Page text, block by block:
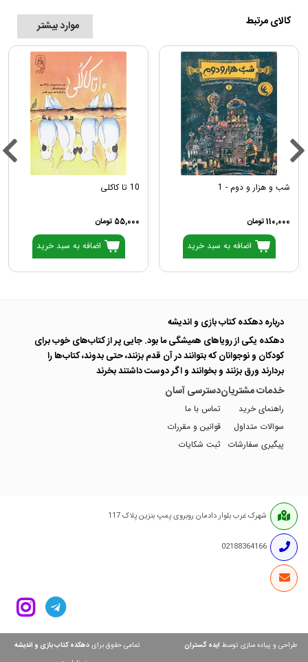
کالای مرتبط موارد بیشتر
شب و هزار و دوم - 1
110,000 تومان
اضافه به سبد خرید
10 تا کاکلی
55,000 تومان
اضافه به سبد خرید
درباره دهکده کتاب بازی و اندیشه
دهکده یکی از رویاهای همیشگی ما بود. جایی پر از کتاب‌های خوب برای
کودکان و نوجوانان که بتوانند در آن قدم بزنند، حتی بدوند، کتاب‌ها را
بردارند ورق بزنند و بخوانند و اگر دوست داشتند بخرند
خدمات مشتریان
راهنمای خرید
سوالات متداول
پیگیری سفارشات
دسترسی آسان
تماس با ما
قوانین و مقررات
ثبت شکایات
شهرک غرب بلوار دادمان روبروی پمپ بنزین پلاک 117
02188364166
طراحی و پیاده سازی توسط ایده گستران تمامی حقوق برایدهکده کتاب بازی و اندیشه